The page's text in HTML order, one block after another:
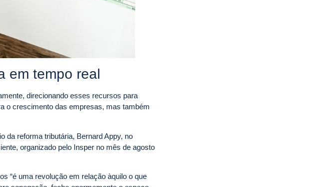
em tempo real
direcionando esses recursos para
o crescimento das empresas, mas também
da reforma tributária, Bernard Appy, no
organizado pelo Insper no mês de agosto
“é uma revolução em relação àquilo o que